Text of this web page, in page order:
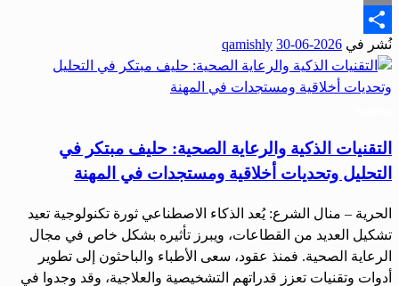
Email
Share
نُشر في 2026-06-30
qamishly
التقنيات الذكية والرعاية الصحية: حليف مبتكر في
التحليل وتحديات أخلاقية ومستجدات في المهنة
الحرية – منال الشرع: يُعد الذكاء الاصطناعي ثورة تكنولوجية تعيد
تشكيل العديد من القطاعات، ويبرز تأثيره بشكل خاص في مجال
الرعاية الصحية. فمنذ عقود، سعى الأطباء والباحثون إلى تطوير
أدوات وتقنيات تعزز قدراتهم التشخيصية والعلاجية، وقد وجدوا في